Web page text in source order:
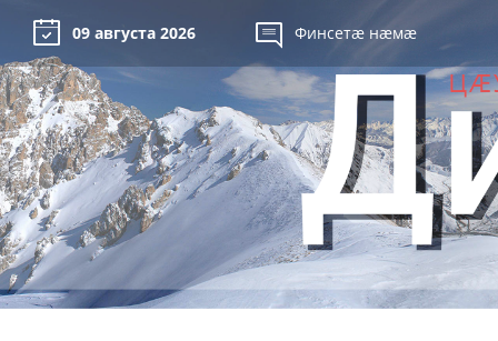
09 августа 2026 Финсетæ нæмæ